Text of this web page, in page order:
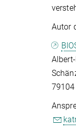
Autor
79104